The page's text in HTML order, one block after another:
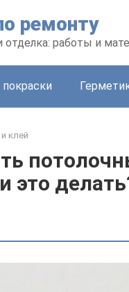
ремонту
отделка: работы и
клей
это